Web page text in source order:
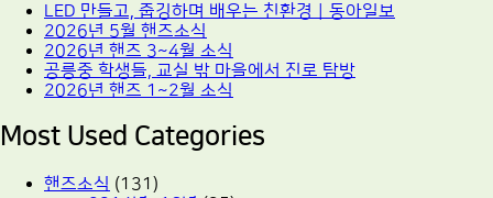
LED 만들고, 줍깅하며 배우는 친환경｜동아일보
2026년 5월 핸즈소식
2026년 핸즈 3~4월 소식
공릉중 학생들, 교실 밖 마을에서 진로 탐방
2026년 핸즈 1~2월 소식
Most Used Categories
핸즈소식 (131)